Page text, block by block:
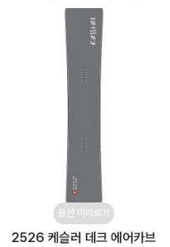
옵션 미리보기
2526 케슬러 데크 에어카브